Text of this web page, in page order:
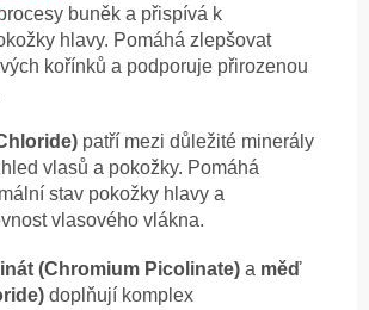
buněk a přispívá k
hlavy. Pomáhá zlepšovat
kořínků a podporuje přirozenou
patří mezi důležité minerály
vlasů a pokožky. Pomáhá
stav pokožky hlavy a
vlasového vlákna.
(Chromium Picolinate) a měď
doplňují komplex